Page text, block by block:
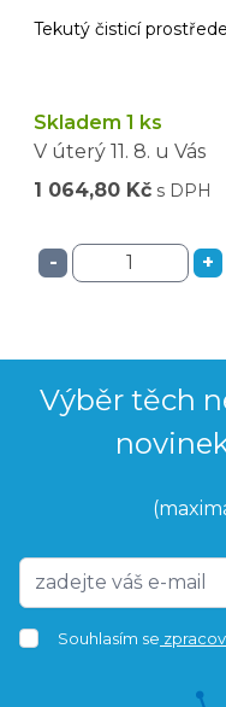
Tekutý čisticí
Skladem 1 ks
V úterý 11. 8. u Vás
1 064,80 Kč s DPH
- +
Výběr těch
Souhlasím se